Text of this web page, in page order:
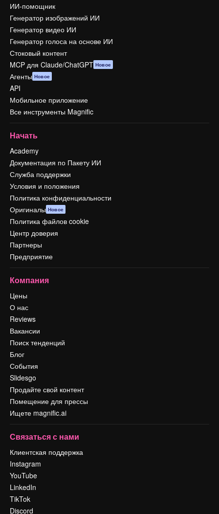
ИИ-помощник
Генератор изображений ИИ
Генератор видео ИИ
Генератор голоса на основе ИИ
Стоковый контент
MCP для Claude/ChatGPT Новое
Агенты Новое
API
Мобильное приложение
Все инструменты Magnific
Начать
Academy
Документация по Пакету ИИ
Служба поддержки
Условия и положения
Политика конфиденциальности
Оригиналы Новое
Политика файлов cookie
Центр доверия
Партнеры
Предприятие
Компания
Цены
О нас
Reviews
Вакансии
Поиск тенденций
Блог
События
Slidesgo
Продайте свой контент
Помещение для прессы
Ищете magnific.ai
Связаться с нами
Клиентская поддержка
Instagram
YouTube
LinkedIn
TikTok
Discord